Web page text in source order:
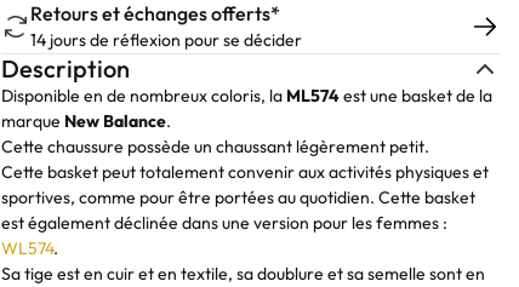
Retours et échanges offerts*
14 jours de réflexion pour se décider
Description
Disponible en de nombreux coloris, la ML574est une basket de la
marque New Balance.
Cette chaussure possède un chaussant légèrement petit.
Cette basket peut totalement convenir aux activités physiques et
sportives, comme pour être portées au quotidien. Cette basket
est également déclinée dans une version pour les femmes :
WL574.
Sa tige est en cuir et en textile, sa doublure et sa semelle sont en